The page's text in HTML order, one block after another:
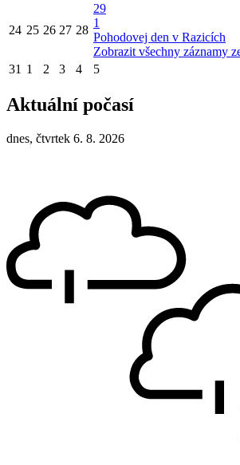
24 25 26 27 28
29
1
Pohodovej den v Razicích
Zobrazit všechny záznamy
31 1 2 3 4 5
Aktuální počasí
dnes, čtvrtek 6. 8. 2026